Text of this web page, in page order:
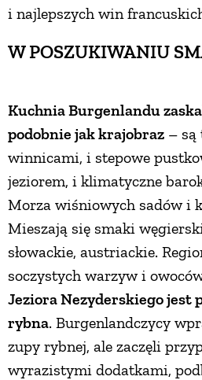
i najlepszych win
W POSZUKIWANIU
Kuchnia Burgenlandu
podobnie jak krajobraz – są
winnicami, i stepowe
jeziorem, i klimatyczne
Morza wiśniowych sadów i
Mieszają się smaki
słowackie, austriackie.
soczystych warzyw i
Jeziora Nezyderskiego jest
rybna. Burgenlandczycy
zupy rybnej, ale zaczęli
wyrazistymi dodatkami,